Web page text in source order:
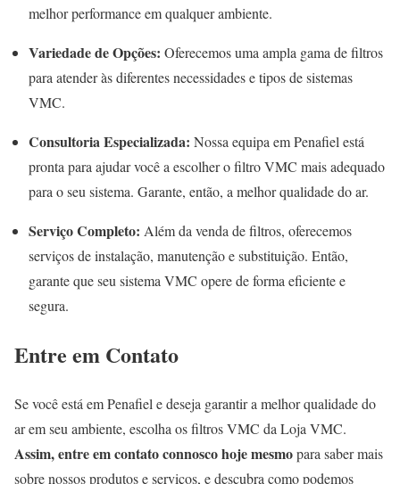
melhor performance em qualquer ambiente.
Variedade de Opções: Oferecemos uma ampla gama de filtros
para atender às diferentes necessidades e tipos de sistemas
VMC.
Consultoria Especializada: Nossa equipa em Penafiel está
pronta para ajudar você a escolher o filtro VMC mais adequado
para o seu sistema. Garante, então, a melhor qualidade do ar.
Serviço Completo: Além da venda de filtros, oferecemos
serviços de instalação, manutenção e substituição. Então,
garante que seu sistema VMC opere de forma eficiente e
segura.
Entre em Contato
Se você está em Penafiel e deseja garantir a melhor qualidade do
ar em seu ambiente, escolha os filtros VMC da Loja VMC.
Assim, entre em contato connosco hoje mesmopara saber mais
sobre nossos produtos e serviços, e descubra como podemos